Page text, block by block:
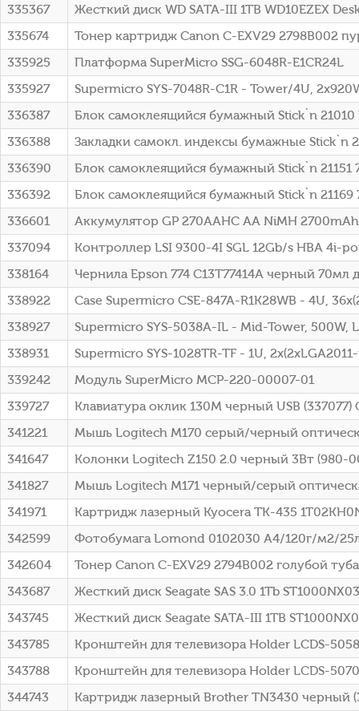
335367
Жесткий диск WD SATA-III 1TB WD10EZEX
335674
Тонер картридж Canon C-EXV29 2798B002
335925
Платформа SuperMicro SSG-6048R-E1CR24L
335927
Supermicro SYS-7048R-C1R - Tower/4U,
336387
Блок самоклеящийся бумажный Stick`n
336388
Закладки самокл. индексы бумажные Stick`n
336390
Блок самоклеящийся бумажный Stick`n 21151
336392
Блок самоклеящийся бумажный Stick`n
336601
Аккумулятор GP 270AAHC AA NiMH
337094
Контроллер LSI 9300-4I SGL 12Gb/s HBA 4i-
338164
Чернила Epson 774 C13T77414A черный
338922
Case Supermicro CSE-847A-R1K28WB - 4U,
338927
Supermicro SYS-5038A-IL - Mid-Tower, 500W,
338931
Supermicro SYS-1028TR-TF - 1U,
339242
Модуль SuperMicro MCP-220-00007-01
339727
Клавиатура оклик 130M черный USB (337077)
341221
Мышь Logitech M170 серый/черный
341647
Колонки Logitech Z150 2.0 черный 3Вт (980-
341827
Мышь Logitech M171 черный/серый
341971
Картридж лазерный Kyocera TK-435
342599
Фотобумага Lomond 0102030 A4/120г/м2/
342604
Тонер Canon C-EXV29 2794B002 голубой
343687
Жесткий диск Seagate SAS 3.0 1Tb
343745
Жесткий диск Seagate SATA-III 1TB
343785
Кронштейн для телевизора Holder LCDS-
343788
Кронштейн для телевизора Holder LCDS-
344743
Картридж лазерный Brother TN3430 черный